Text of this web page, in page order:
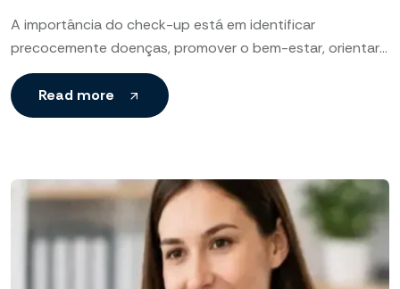
A importância do check-up está em identificar
precocemente doenças, promover o bem-estar, orientar
mudanças no estilo de vida e aumentar a longevidade
com cuidados personalizados.
Read more